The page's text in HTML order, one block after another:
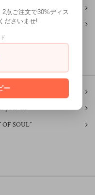
pour un.
SOUL”
点ご注文で30%ディス
ださいませ!
ー